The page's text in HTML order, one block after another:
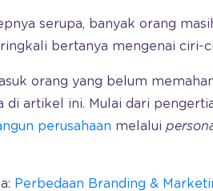
serupa, banyak orang
bertanya mengenai ciri-
orang yang belum
di artikel ini. Mulai dari
perusahaan melalui
Perbedaan Branding &